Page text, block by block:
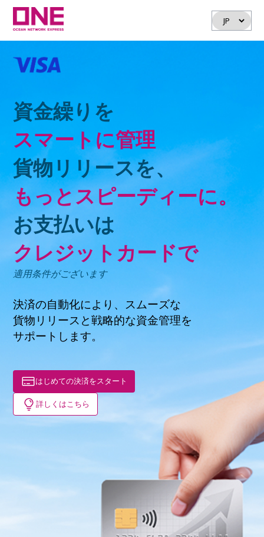
資金繰りを
スマートに管理
貨物リリースを、
もっとスピーディーに。
お支払いは
クレジットカードで
適用条件がございます
決済の自動化により、スムーズな
貨物リリースと戦略的な資金管理を
サポートします。
はじめての決済をスタート
詳しくはこちら